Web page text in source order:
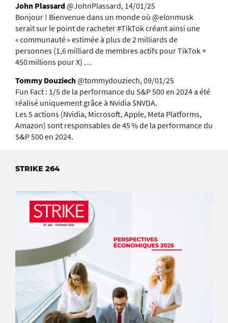
John Plassard@JohnPlassard, 14/01/25
Bonjour ! Bienvenue dans un monde où @elonmusk
serait sur le point de racheter #TikTok créant ainsi une
« communauté » estimée à plus de 2 milliards de
personnes (1,6 milliard de membres actifs pour TikTok +
450 millions pour X) …
Tommy Douziech@tommydouziech, 09/01/25
Fun Fact : 1/5 de la performance du S&P 500 en 2024 a été
réalisé uniquement grâce à Nvidia $NVDA.
Les 5 actions (Nvidia, Microsoft, Apple, Meta Platforms,
Amazon) sont responsables de 45 % de la performance du
S&P 500 en 2024.
STRIKE 264